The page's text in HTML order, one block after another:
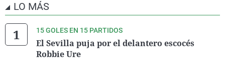
LO MÁS
15 GOLES EN 15 PARTIDOS
El Sevilla puja por el delantero escocés
Robbie Ure